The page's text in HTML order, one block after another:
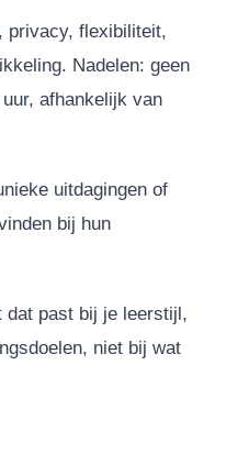
privacy, flexibiliteit,
Nadelen: geen
afhankelijk van
uitdagingen of
bij hun
dat past bij je leerstijl,
niet bij wat